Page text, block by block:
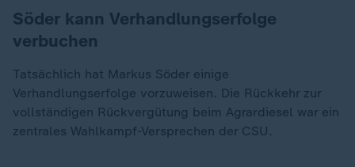
Söder kann Verhandlungserfolge
verbuchen
Tatsächlich hat Markus Söder einige
Verhandlungserfolge vorzuweisen. Die Rückkehr zur
vollständigen Rückvergütung beim Agrardiesel war ein
zentrales Wahlkampf-Versprechen der CSU.